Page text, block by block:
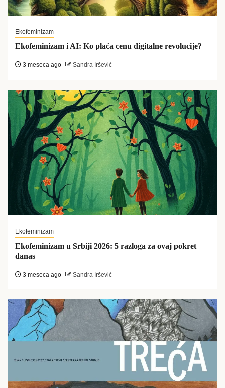
Ekofeminizam
Ekofeminizam i AI: Ko plaća cenu digitalne revolucije?
3 meseca ago Sandra Iršević
Ekofeminizam
Ekofeminizam u Srbiji 2026: 5 razloga za ovaj pokret
danas
3 meseca ago Sandra Iršević